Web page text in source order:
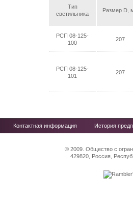
Тип
светильника
Размер D,
РСП 08-125-
100
207
РСП 08-125-
101
207
Контактная информация История
© 2009. Общество с
429820, Россия,